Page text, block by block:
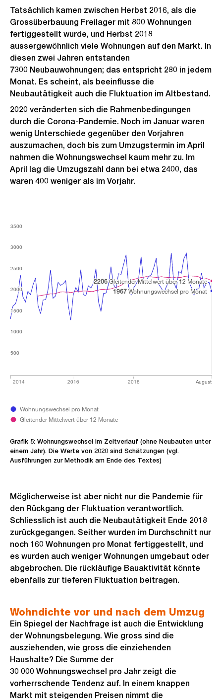
Tatsächlich kamen zwischen Herbst 2016, als die
Grossüberbauung Freilager mit 800 Wohnungen
fertiggestellt wurde, und Herbst 2018
aussergewöhnlich viele Wohnungen auf den Markt. In
diesen zwei Jahren entstanden
7300 Neubauwohnungen; das entspricht 280 in jedem
Monat. Es scheint, als beeinflusse die
Neubautätigkeit auch die Fluktuation im Altbestand.
2020 veränderten sich die Rahmenbedingungen
durch die Corona-Pandemie. Noch im Januar waren
wenig Unterschiede gegenüber den Vorjahren
auszumachen, doch bis zum Umzugstermin im April
nahmen die Wohnungswechsel kaum mehr zu. Im
April lag die Umzugszahl dann bei etwa 2400, das
waren 400 weniger als im Vorjahr.
2014 2016 2018 August
500
500
1000
1000
1500
1500
2000
2000
2500
2500
3000
3000
3500
3500
500
500
1000
1000
1500
1500
2000
2000
2500
2500
3000
3000
3500
3500
Wohnungswechsel pro Monat
Gleitender Mittelwert über 12 Monate
2206Gleitender Mittelwert über 12 Monate
1967 Wohnungswechsel pro Monat
2206Gleitender Mittelwert über 12 Monate
1967 Wohnungswechsel pro Monat
Grafik 5: Wohnungswechsel im Zeitverlauf (ohne Neubauten unter
einem Jahr). Die Werte von 2020 sind Schätzungen (vgl.
Ausführungen zur Methodik am Ende des Textes)
Möglicherweise ist aber nicht nur die Pandemie für
den Rückgang der Fluktuation verantwortlich.
Schliesslich ist auch die Neubautätigkeit Ende 2018
zurückgegangen. Seither wurden im Durchschnitt nur
noch 160 Wohnungen pro Monat fertiggestellt, und
es wurden auch weniger Wohnungen umgebaut oder
abgebrochen. Die rückläufige Bauaktivität könnte
ebenfalls zur tieferen Fluktuation beitragen.
Wohndichte vor und nach dem Umzug
Ein Spiegel der Nachfrage ist auch die Entwicklung
der Wohnungsbelegung. Wie gross sind die
ausziehenden, wie gross die einziehenden
Haushalte? Die Summe der
30 000 Wohnungswechsel pro Jahr zeigt die
vorherrschende Tendenz auf. In einem knappen
Markt mit steigenden Preisen nimmt die